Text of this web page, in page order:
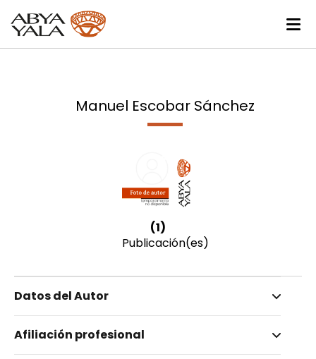
Manuel Escobar Sánchez
(1)
Publicación(es)
Datos del Autor
Escobar Sánchez, Manuel
Afiliación profesional